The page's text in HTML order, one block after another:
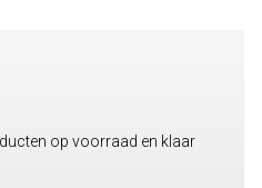
op voorraad en klaar